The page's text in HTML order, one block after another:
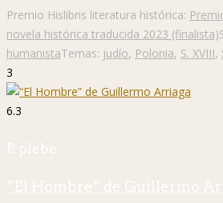
Premio Hislibris literatura histórica:
novela histórica traducida 2023 (finalista)
humanistaTemas: judío, Polonia, S. XVIII,
3
6.3
P. plebe
“El Hombre” de Guillermo